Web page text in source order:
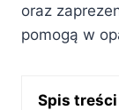
oraz
pomogą w
Spis treści